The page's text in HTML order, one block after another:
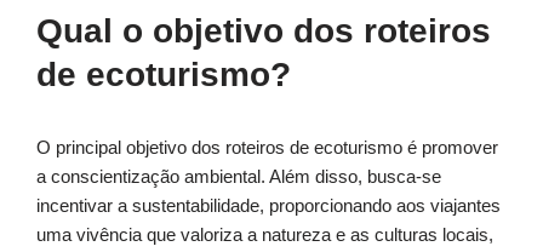
Qual o objetivo dos roteiros
de ecoturismo?
O principal objetivo dos roteiros de ecoturismo é promover
a conscientização ambiental. Além disso, busca-se
incentivar a sustentabilidade, proporcionando aos viajantes
uma vivência que valoriza a natureza e as culturas locais,